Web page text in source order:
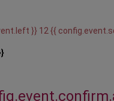
}} 12 {{